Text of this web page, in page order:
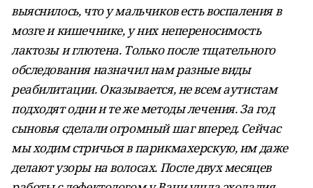
выяснилось, что у мальчиков есть воспаления в
мозге и кишечнике, у них непереносимость
лактозы и глютена. Только после тщательного
обследования назначил нам разные виды
реабилитации. Оказывается, не всем аутистам
подходят одни и те же методы лечения. За год
сыновья сделали огромный шаг вперед. Сейчас
мы ходим стричься в парикмахерскую, им даже
делают узоры на волосах. После двух месяцев